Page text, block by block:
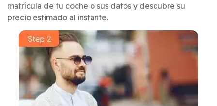
matrícula de tu coche o sus datos y descubre su
precio estimado al instante.